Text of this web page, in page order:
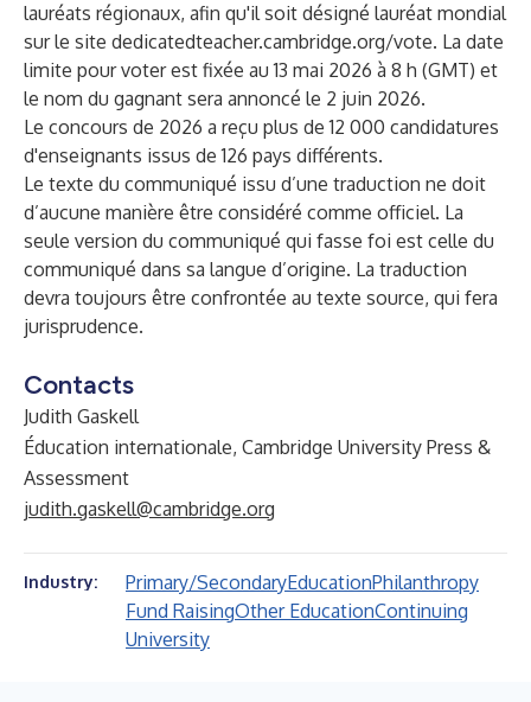
lauréats régionaux, afin qu'il soit désigné lauréat mondial
sur le site dedicatedteacher.cambridge.org/vote. La date
limite pour voter est fixée au 13 mai 2026 à 8 h (GMT) et
le nom du gagnant sera annoncé le 2 juin 2026.
Le concours de 2026 a reçu plus de 12 000 candidatures
d'enseignants issus de 126 pays différents.
Le texte du communiqué issu d’une traduction ne doit
d’aucune manière être considéré comme officiel. La
seule version du communiqué qui fasse foi est celle du
communiqué dans sa langue d’origine. La traduction
devra toujours être confrontée au texte source, qui fera
jurisprudence.
Contacts
Judith Gaskell
Éducation internationale, Cambridge University Press &
Assessment
judith.gaskell@cambridge.org
Industry: Primary/SecondaryEducationPhilanthropy
Fund RaisingOther EducationContinuing
University